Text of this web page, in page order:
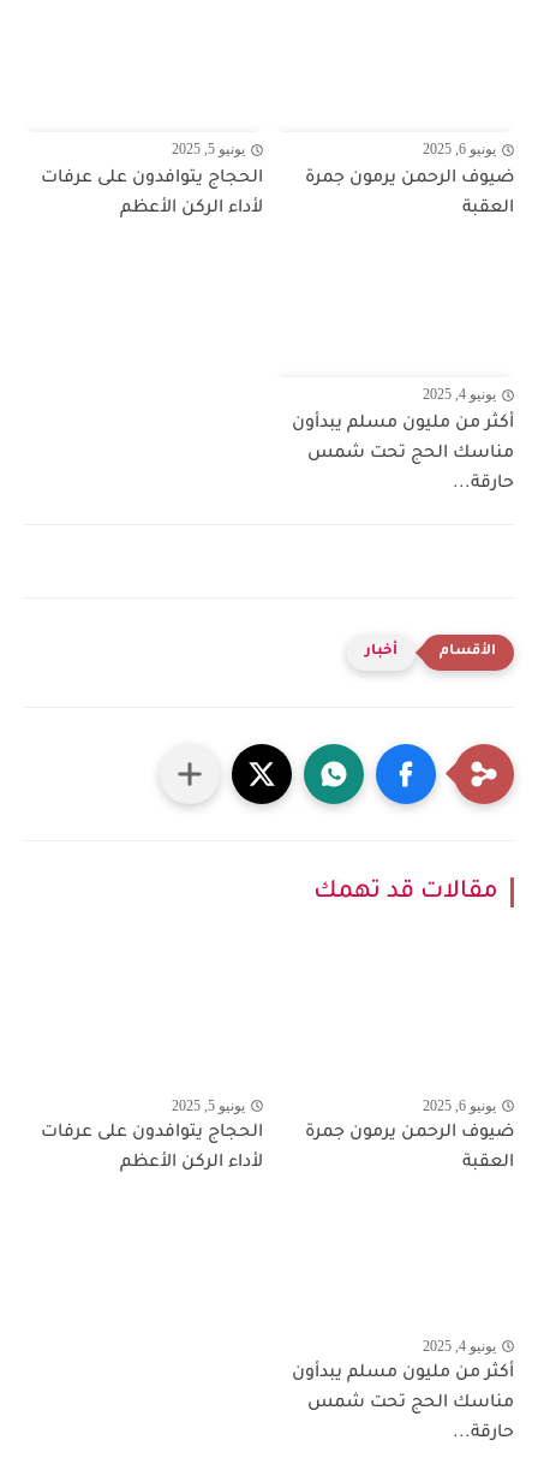
يونيو 6, 2025
ضيوف الرحمن يرمون جمرة
العقبة
يونيو 5, 2025
الحجاج يتوافدون على عرفات
لأداء الركن الأعظم
يونيو 4, 2025
أكثر من مليون مسلم يبدأون
مناسك الحج تحت شمس
حارقة...
أخبار
مقالات قد تهمك
يونيو 6, 2025
ضيوف الرحمن يرمون جمرة
العقبة
يونيو 5, 2025
الحجاج يتوافدون على عرفات
لأداء الركن الأعظم
يونيو 4, 2025
أكثر من مليون مسلم يبدأون
مناسك الحج تحت شمس
حارقة...